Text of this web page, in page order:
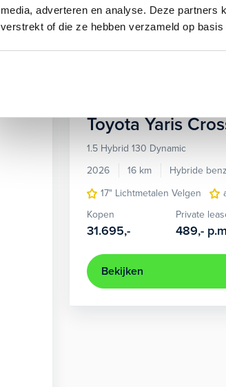
media, adverteren en analyse. Deze partners
verstrekt of die ze hebben verzameld op
Toyota Yaris
1.5 Hybrid 130 Dynamic
2026
16 km Hybride
17" Lichtmetalen Velgen
Kopen
31.695,-
Private
489,-
Bekijken